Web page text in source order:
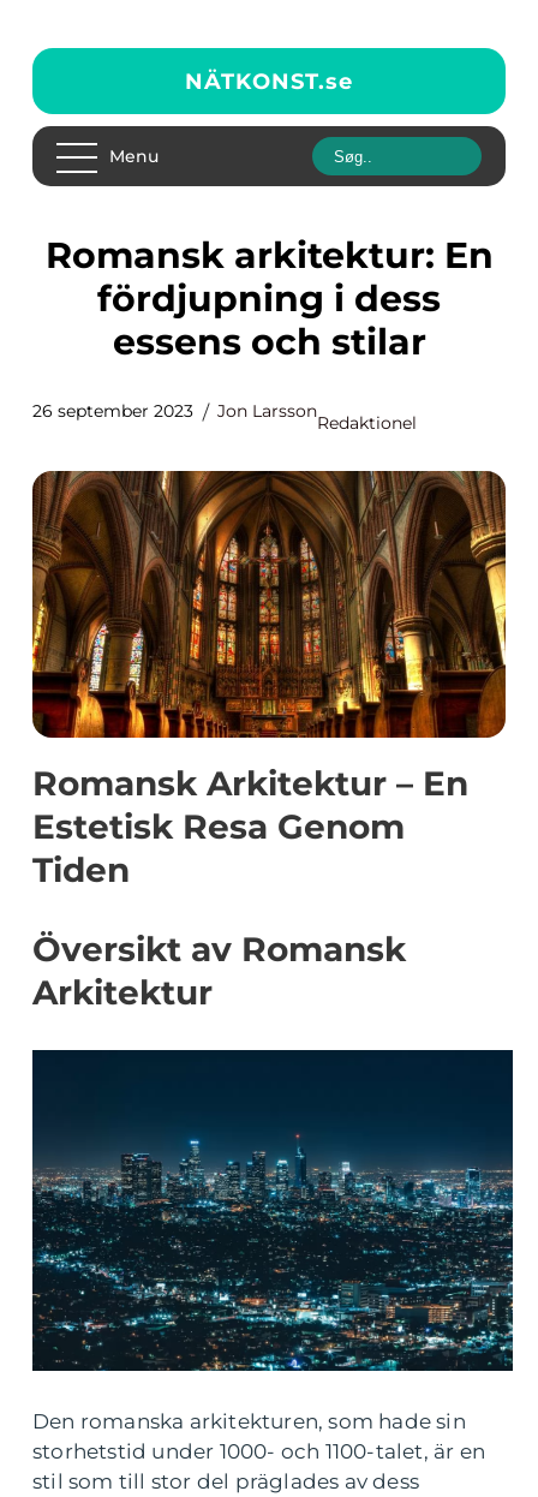
NÄTKONST.se
Menu
Romansk arkitektur: En
fördjupning i dess
essens och stilar
26 september 2023 Jon Larsson
Redaktionel
Romansk Arkitektur – En
Estetisk Resa Genom
Tiden
Översikt av Romansk
Arkitektur
Den romanska arkitekturen, som hade sin
storhetstid under 1000- och 1100-talet, är en
stil som till stor del präglades av dess